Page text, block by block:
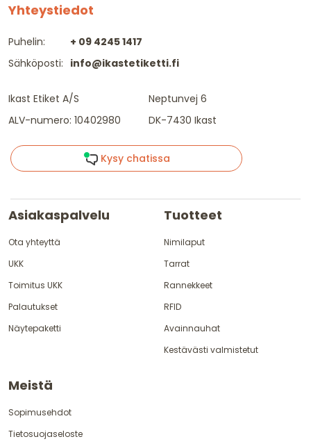
Yhteystiedot
Puhelin:
Sähköposti:
+ 09 4245 1417
info@ikastetiketti.fi
Ikast Etiket A/S
ALV-numero: 10402980
Neptunvej 6
DK-7430 Ikast
Kysy chatissa
Asiakaspalvelu
Ota yhteyttä
UKK
Toimitus UKK
Palautukset
Näytepaketti
Tuotteet
Nimilaput
Tarrat
Rannekkeet
RFID
Avainnauhat
Kestävästi valmistetut
Meistä
Sopimusehdot
Tietosuojaseloste